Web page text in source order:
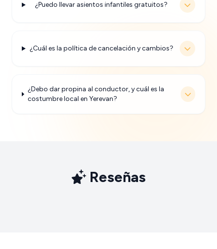
¿Puedo llevar asientos infantiles gratuitos?
¿Cuál es la política de cancelación y cambios?
¿Debo dar propina al conductor, y cuál es la
costumbre local en Yerevan?
Reseñas